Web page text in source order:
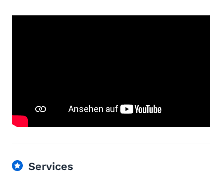
Services